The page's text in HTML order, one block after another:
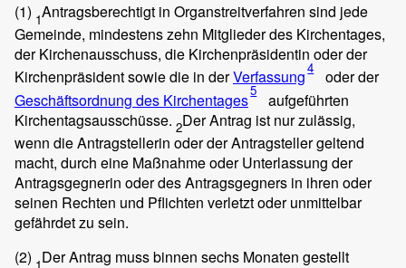
(1) 1Antragsberechtigt in Organstreitverfahren sind jede
Gemeinde, mindestens zehn Mitglieder des Kirchentages,
der Kirchenausschuss, die Kirchenpräsidentin oder der
Kirchenpräsident sowie die in derVerfassung4
oder der
Geschäftsordnung des Kirchentages5
aufgeführten
Kirchentagsausschüsse. 2Der Antrag ist nur zulässig,
wenn die Antragstellerin oder der Antragsteller geltend
macht, durch eine Maßnahme oder Unterlassung der
Antragsgegnerin oder des Antragsgegners in ihren oder
seinen Rechten und Pflichten verletzt oder unmittelbar
gefährdet zu sein.
(2) 1Der Antrag muss binnen sechs Monaten gestellt